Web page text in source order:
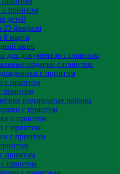
принтом
детей
февраля
марта
мерч
для документов с принтом
подарки с принтом
с принтом
с принтом
принтом
подарочные наборы
с принтом
с принтом
с принтом
с принтом
принтом
принтом